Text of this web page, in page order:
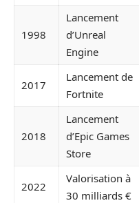
1998
Lancement
d’Unreal
Engine
2017
Lancement de
Fortnite
2018
Lancement
d’Epic Games
Store
2022
Valorisation à
30 milliards €